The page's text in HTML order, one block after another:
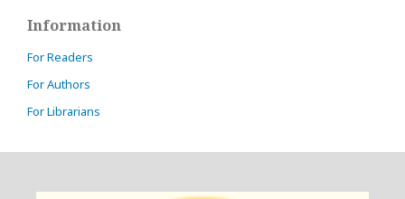
Information
For Readers
For Authors
For Librarians